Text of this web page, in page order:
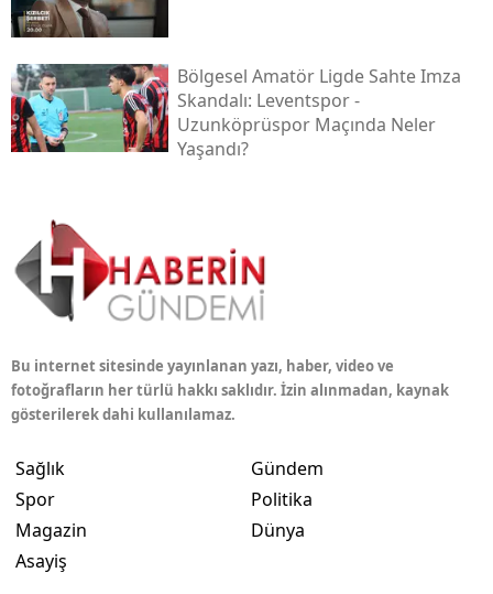
Bölgesel Amatör Ligde Sahte Imza
Skandalı: Leventspor -
Uzunköprüspor Maçında Neler
Yaşandı?
Bu internet sitesinde yayınlanan yazı, haber, video ve
fotoğrafların her türlü hakkı saklıdır. İzin alınmadan, kaynak
gösterilerek dahi kullanılamaz.
Sağlık
Spor
Magazin
Asayiş
Gündem
Politika
Dünya